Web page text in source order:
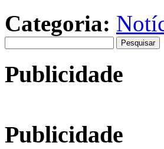
Categoria:
por:
Publicidade
Publicidade